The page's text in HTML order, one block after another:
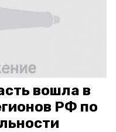
вошла в
РФ по